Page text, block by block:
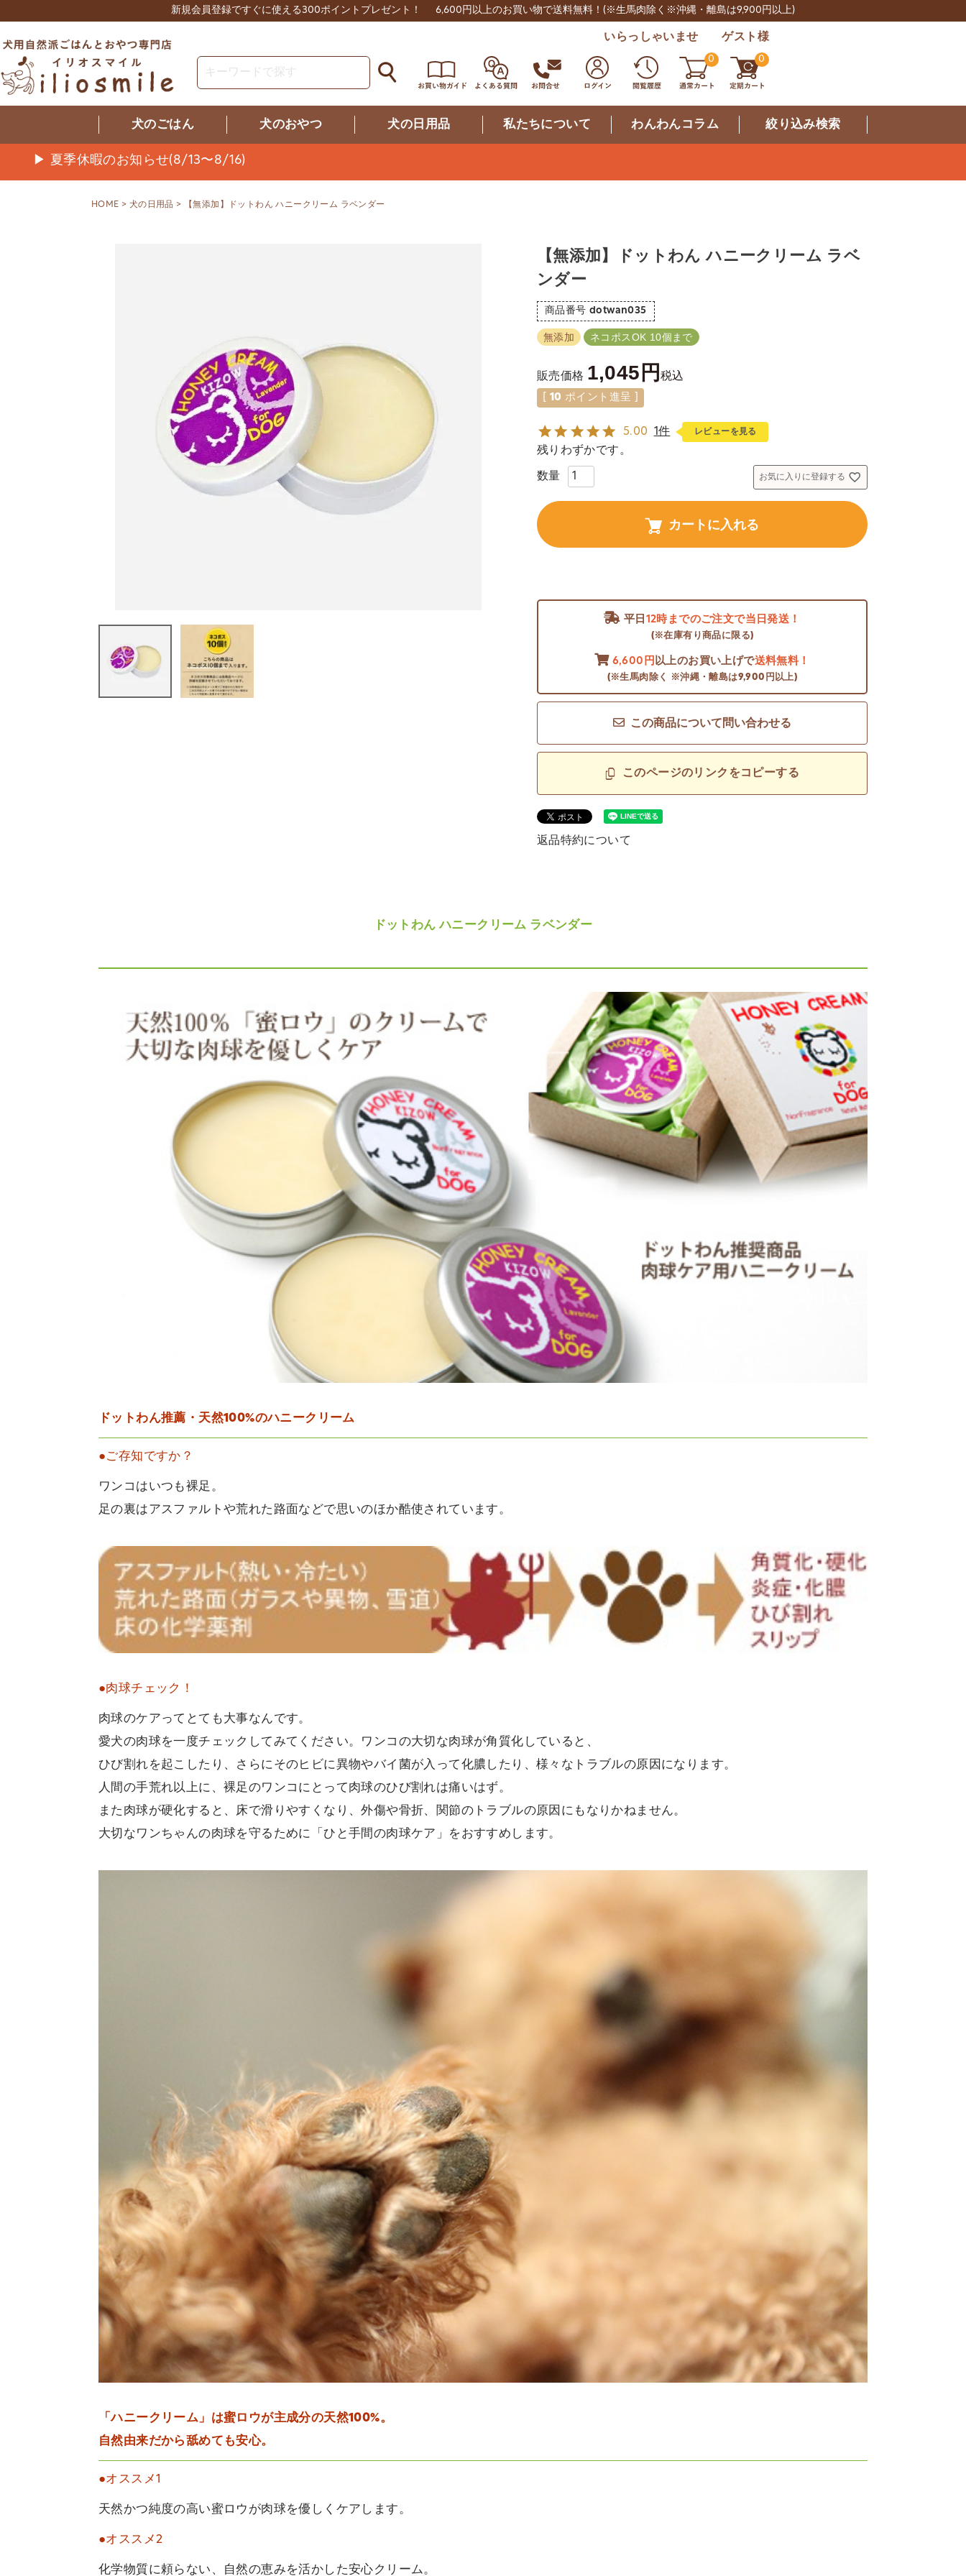
新規会員登録ですぐに使える300ポイントプレゼント！ 6,600円以上のお買い物で送料無料！ (※生馬肉除く※沖縄・離島は9,900円以上)
いらっしゃいませ ゲスト様
0 0
犬のごはん 犬のおやつ 犬の日用品 私たちについて わんわんコラム 絞り込み検索
▶ 夏季休暇のお知らせ(8/13〜8/16)
HOME 犬の日用品 【無添加】ドットわん ハニークリーム ラベンダー
【無添加】ドットわん ハニークリーム ラベ
ンダー
商品番号 dotwan035
無添加 ネコポスOK 10個まで
販売価格 1,045 税込
10 ポイント進呈 ]
5.00 1件 レビューを見る
残りわずかです。
お気に入りに登録する
カートに入れる
平日 12時までのご注文で当日発送！
(※在庫有り商品に限る)
6,600円以上のお買い上げで送料無料！
(※生馬肉除く ※沖縄・離島は9,900円以上)
この商品について問い合わせる
このページのリンクをコピーする
返品特約について
ドットわん ハニークリーム ラベンダー
ドットわん推薦・天然100%のハニークリーム
●ご存知ですか？
ワンコはいつも裸足。
足の裏はアスファルトや荒れた路面などで思いのほか酷使されています。
●肉球チェック！
肉球のケアってとても大事なんです。
愛犬の肉球を一度チェックしてみてください。ワンコの大切な肉球が角質化していると、
ひび割れを起こしたり、さらにそのヒビに異物やバイ菌が入って化膿したり、様々なトラブルの原因になります。
人間の手荒れ以上に、裸足のワンコにとって肉球のひび割れは痛いはず。
また肉球が硬化すると、床で滑りやすくなり、外傷や骨折、関節のトラブルの原因にもなりかねません。
大切なワンちゃんの肉球を守るために「ひと手間の肉球ケア」をおすすめします。
「ハニークリーム」は蜜ロウが主成分の天然100%。
自然由来だから舐めても安心。
●オススメ1
天然かつ純度の高い蜜ロウが肉球を優しくケアします。
●オススメ2
化学物質に頼らない、自然の恵みを活かした安心クリーム。